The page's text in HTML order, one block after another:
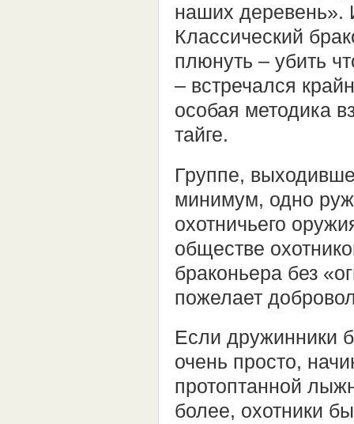
наших деревень».
Классический
плюнуть – убить
– встречался
особая методика
тайге.
Группе,
минимум, одно
охотничьего
обществе
браконьера без
пожелает
Если дружинники
очень просто,
протоптанной
более, охотники